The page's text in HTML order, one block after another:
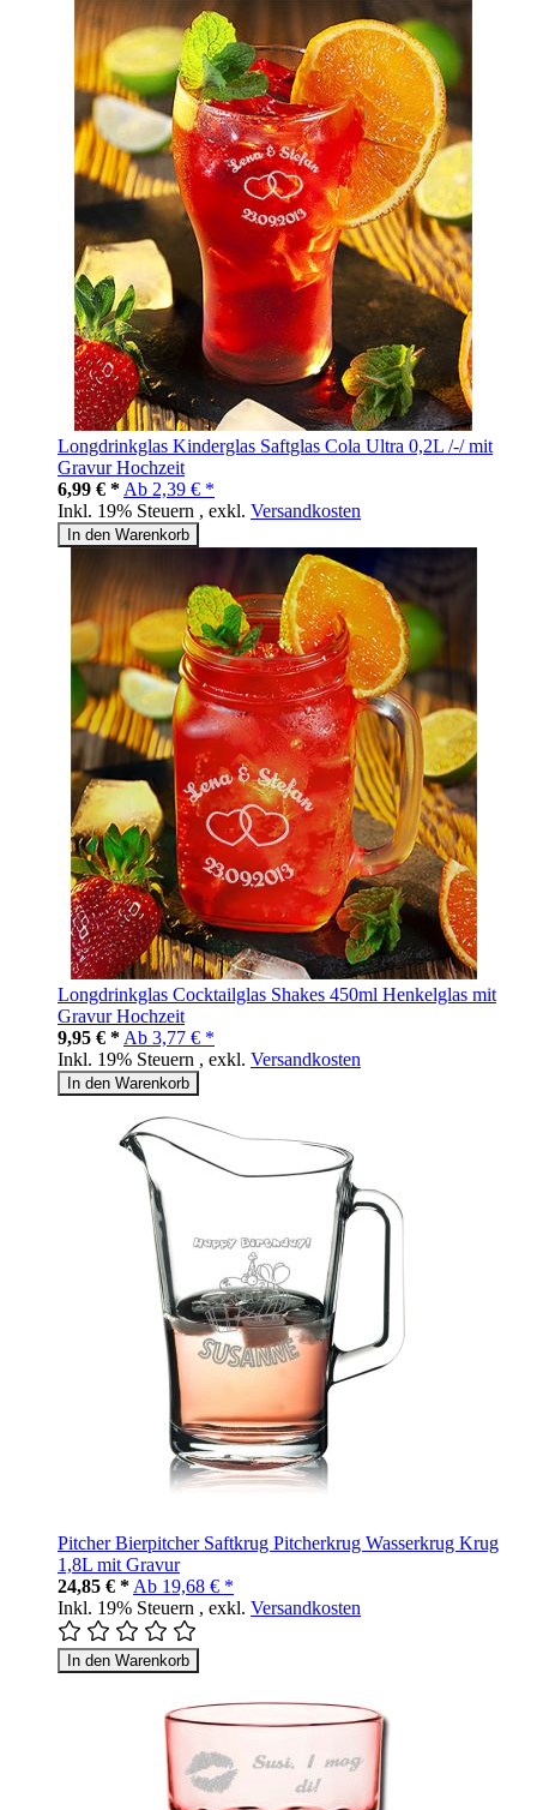
Longdrinkglas Kinderglas Saftglas Cola Ultra 0,2L /-/ mit
Gravur Hochzeit
6,99 € * Ab 2,39 € *
Inkl. 19% Steuern , exkl. Versandkosten
In den Warenkorb
Longdrinkglas Cocktailglas Shakes 450ml Henkelglas mit
Gravur Hochzeit
9,95 € * Ab 3,77 € *
Inkl. 19% Steuern , exkl. Versandkosten
In den Warenkorb
Pitcher Bierpitcher Saftkrug Pitcherkrug Wasserkrug Krug
1,8L mit Gravur
24,85 € * Ab 19,68 € *
Inkl. 19% Steuern , exkl. Versandkosten
In den Warenkorb